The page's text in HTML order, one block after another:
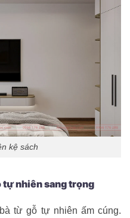
kệ sách
tự nhiên sang trọng
từ gỗ tự nhiên ấm cúng.